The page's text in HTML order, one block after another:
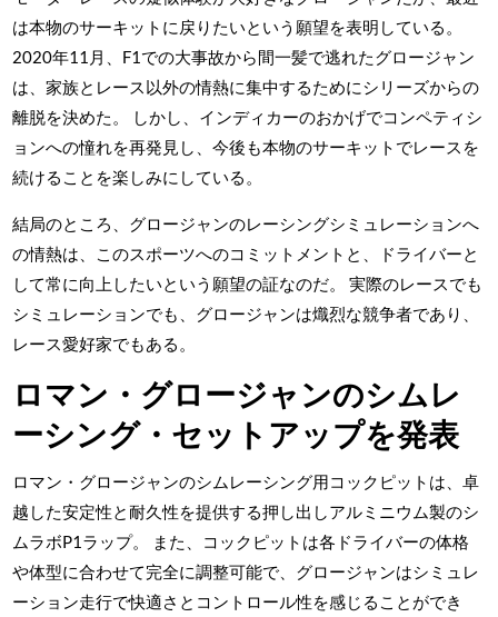
は本物のサーキットに戻りたいという願望を表明している。
2020年11月、F1での大事故から間一髪で逃れたグロージャン
は、家族とレース以外の情熱に集中するためにシリーズからの
離脱を決めた。 しかし、インディカーのおかげでコンペティシ
ョンへの憧れを再発見し、今後も本物のサーキットでレースを
続けることを楽しみにしている。
結局のところ、グロージャンのレーシングシミュレーションへ
の情熱は、このスポーツへのコミットメントと、ドライバーと
して常に向上したいという願望の証なのだ。 実際のレースでも
シミュレーションでも、グロージャンは熾烈な競争者であり、
レース愛好家でもある。
ロマン・グロージャンのシムレ
ーシング・セットアップを発表
ロマン・グロージャンのシムレーシング用コックピットは、卓
越した安定性と耐久性を提供する押し出しアルミニウム製のシ
ムラボP1ラップ。 また、コックピットは各ドライバーの体格
や体型に合わせて完全に調整可能で、グロージャンはシミュレ
ーション走行で快適さとコントロール性を感じることができ